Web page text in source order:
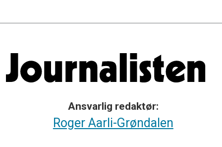
Ansvarlig redaktør:
Roger Aarli-Grøndalen